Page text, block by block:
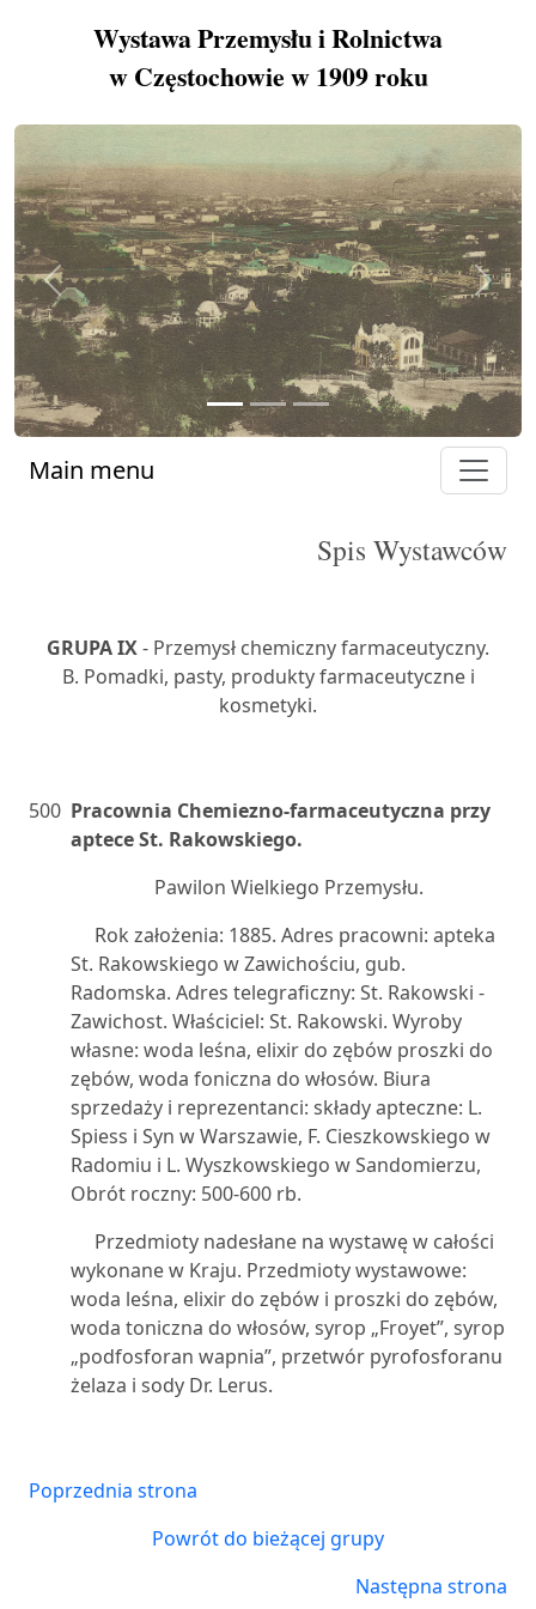
Wystawa Przemysłu i Rolnictwa
w Częstochowie w 1909 roku
Previous Next
Main menu
Spis Wystawców
GRUPA IX- Przemysł chemiczny farmaceutyczny.
B. Pomadki, pasty, produkty farmaceutyczne i
kosmetyki.
500 Pracownia Chemiezno-farmaceutyczna przy
aptece St. Rakowskiego.
Pawilon Wielkiego Przemysłu.
Rok założenia: 1885. Adres pracowni: apteka
St. Rakowskiego w Zawichościu, gub.
Radomska. Adres telegraficzny: St. Rakowski -
Zawichost. Właściciel: St. Rakowski. Wyroby
własne: woda leśna, elixir do zębów proszki do
zębów, woda foniczna do włosów. Biura
sprzedaży i reprezentanci: składy apteczne: L.
Spiess i Syn w Warszawie, F. Cieszkowskiego w
Radomiu i L. Wyszkowskiego w Sandomierzu,
Obrót roczny: 500-600 rb.
Przedmioty nadesłane na wystawę w całości
wykonane w Kraju. Przedmioty wystawowe:
woda leśna, elixir do zębów i proszki do zębów,
woda toniczna do włosów, syrop „Froyet”, syrop
„podfosforan wapnia”, przetwór pyrofosforanu
żelaza i sody Dr. Lerus.
Poprzednia strona
Powrót do bieżącej grupy
Następna strona